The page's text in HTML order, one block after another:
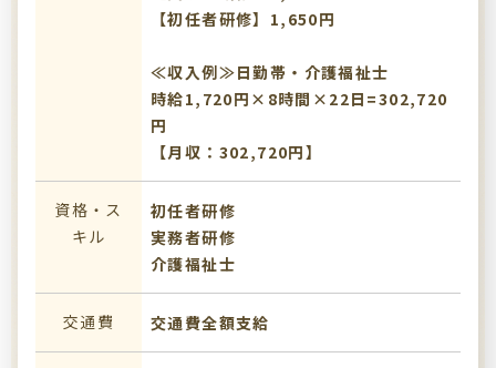
【初任者研修】1,650円
≪収入例≫日勤帯・介護福祉士
時給1,720円×8時間×22日=302,720
円
【月収：302,720円】
資格・ス
キル
初任者研修
実務者研修
介護福祉士
交通費 交通費全額支給